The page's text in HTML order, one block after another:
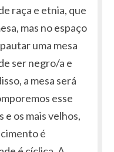
raça e etnia, que
mas no espaço
uma mesa
ser negro/a e
a mesa será
esse
e os mais velhos,
é